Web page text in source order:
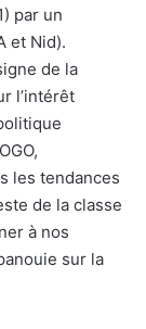
par un
et Nid).
de la
l’intérêt
les tendances
de la classe
à nos
sur la